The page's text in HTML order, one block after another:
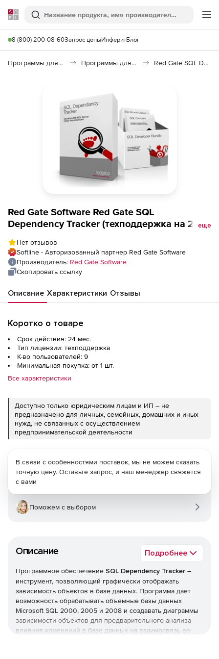
Softline
Поиск
8 (800) 200-08-60Запрос ценыИнферитБлог
Программы для программирования Программы для работы с базами данных Red Gate SQL Dependency Tracker
Red Gate Software Red Gate SQL
Dependency Tracker (техподдержка на 2
еще
Нет отзывов
Softline - Авторизованный партнер Red Gate Software
Производитель: Red Gate Software
Скопировать ссылку
Описание Характеристики Отзывы
Коротко о товаре
Срок действия: 24 мес.
Тип лицензии: техподдержка
К-во пользователей: 9
Минимальная покупка: от 1 шт.
Все характеристики
Доступно только юридическим лицам и ИП – не
предназначено для личных, семейных, домашних и иных
нужд, не связанных с осуществлением
предпринимательской деятельности
Описание Подробнее
Программное обеспечение SQL Dependency Tracker –
инструмент, позволяющий графически отображать
зависимость объектов в базе данных. Программа дает
возможность обрабатывать объемные базы данных
Microsoft SQL 2000, 2005 и 2008 и создавать диаграммы
зависимости объектов для предварительного анализа
влияния изменений в базе данных на взаимосвязь ее
В связи с особенностями поставок, мы не можем сказать
точную цену. Оставьте запрос, и наш менеджер свяжется
с вами
Поможем с выбором